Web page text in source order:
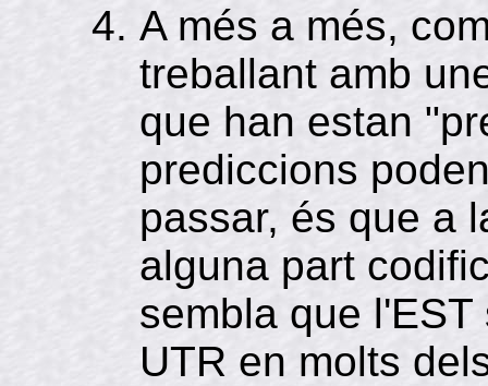
A més a més,
treballant amb
que han estan
prediccions
passar, és que a
alguna part
sembla que
UTR en molts